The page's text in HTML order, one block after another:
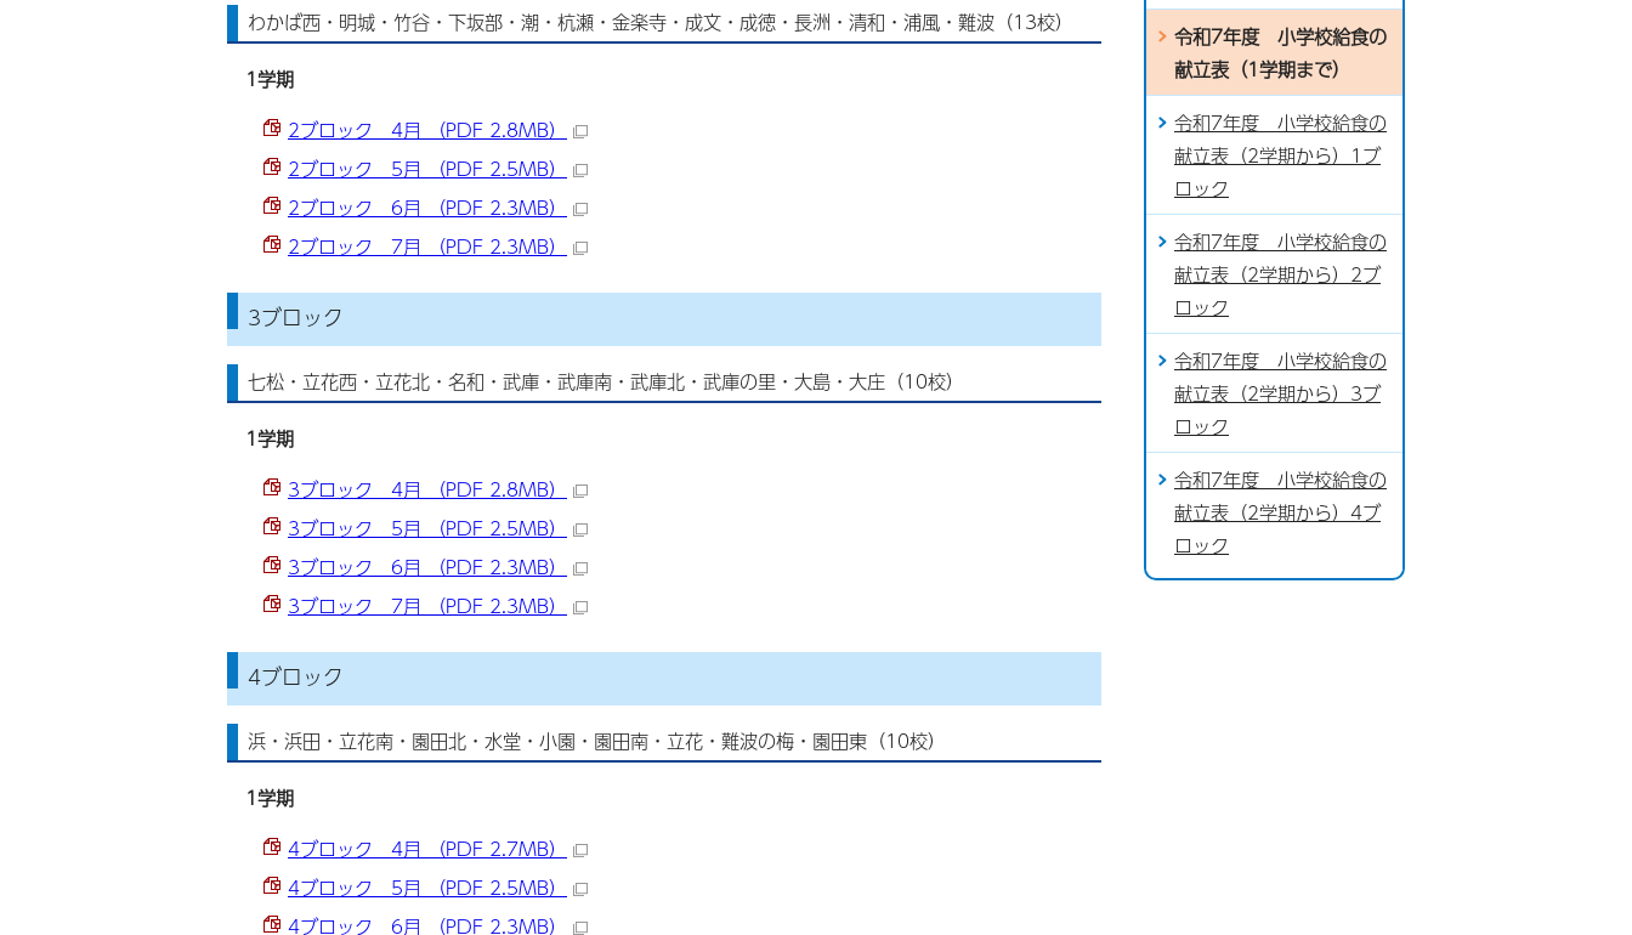
わかば西・明城・竹谷・下坂部・潮・杭瀬・金楽寺・成文・成徳・長洲・清和・浦風・難波（13校）
1学期
2ブロック 4月 （PDF 2.8MB）
2ブロック 5月 （PDF 2.5MB）
2ブロック 6月 （PDF 2.3MB）
2ブロック 7月 （PDF 2.3MB）
3ブロック
七松・立花西・立花北・名和・武庫・武庫南・武庫北・武庫の里・大島・大庄（10校）
1学期
3ブロック 4月 （PDF 2.8MB）
3ブロック 5月 （PDF 2.5MB）
3ブロック 6月 （PDF 2.3MB）
3ブロック 7月 （PDF 2.3MB）
4ブロック
浜・浜田・立花南・園田北・水堂・小園・園田南・立花・難波の梅・園田東（10校）
1学期
4ブロック 4月 （PDF 2.7MB）
4ブロック 5月 （PDF 2.5MB）
4ブロック 6月 （PDF 2.3MB）
令和7年度 小学校給食の
献立表（1学期まで）
令和7年度 小学校給食の
献立表（2学期から）1ブ
ロック
令和7年度 小学校給食の
献立表（2学期から）2ブ
ロック
令和7年度 小学校給食の
献立表（2学期から）3ブ
ロック
令和7年度 小学校給食の
献立表（2学期から）4ブ
ロック